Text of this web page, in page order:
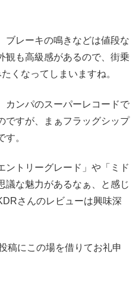
ブレーキの鳴きなどは値段な
観も高級感があるので、街乗
くなってしまいますね。
カンパのスーパーレコードで
ですが、まぁフラッグシップ
。
ントリーグレード」や「ミド
議な魅力があるなぁ、と感じ
さんのレビューは興味深
稿にこの場を借りてお礼申